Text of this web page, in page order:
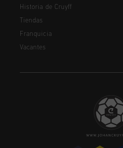
Historia de Cruyff
Tiendas
Franquicia
Vacantes